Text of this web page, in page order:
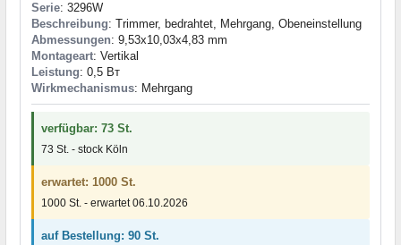
Serie: 3296W
Beschreibung: Trimmer, bedrahtet, Mehrgang, Obeneinstellung
Abmessungen: 9,53x10,03x4,83 mm
Montageart: Vertikal
Leistung: 0,5 Вт
Wirkmechanismus: Mehrgang
verfügbar: 73 St.
73 St. - stock Köln
erwartet: 1000 St.
1000 St. - erwartet 06.10.2026
auf Bestellung: 90 St.